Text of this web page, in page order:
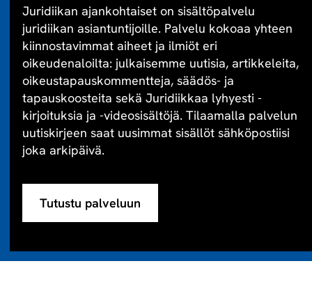
Juridiikan ajankohtaiset on sisältöpalvelu
juridiikan asiantuntijoille. Palvelu kokoaa yhteen
kiinnostavimmat aiheet ja ilmiöt eri
oikeudenaloilta: julkaisemme uutisia, artikkeleita,
oikeustapauskommentteja, säädös- ja
tapauskoosteita sekä Juridiikkaa lyhyesti -
kirjoituksia ja -videosisältöjä. Tilaamalla palvelun
uutiskirjeen saat uusimmat sisällöt sähköpostiisi
joka arkipäivä.
Tutustu palveluun